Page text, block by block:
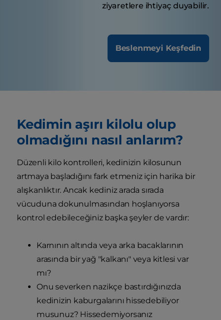
ziyaretlere ihtiyaç duyabilir.
Beslenmeyi Keşfedin
Kedimin aşırı kilolu olup
olmadığını nasıl anlarım?
Düzenli kilo kontrolleri, kedinizin kilosunun
artmaya başladığını fark etmeniz için harika bir
alışkanlıktır. Ancak kediniz arada sırada
vücuduna dokunulmasından hoşlanıyorsa
kontrol edebileceğiniz başka şeyler de vardır:
Karnının altında veya arka bacaklarının
arasında bir yağ "kalkanı" veya kitlesi var
mı?
Onu severken nazikçe bastırdığınızda
kedinizin kaburgalarını hissedebiliyor
musunuz? Hissedemiyorsanız